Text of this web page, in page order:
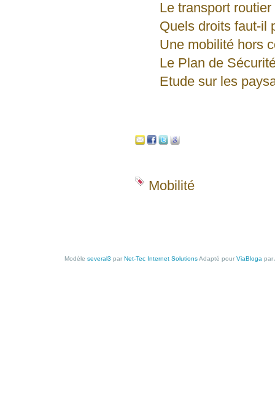
Le transport
Quels droits faut-il
Une mobilité hors
Le Plan de
Etude sur les
Mobilité
Modèle several3 par Net-Tec Internet SolutionsAdapté pour ViaBloga par